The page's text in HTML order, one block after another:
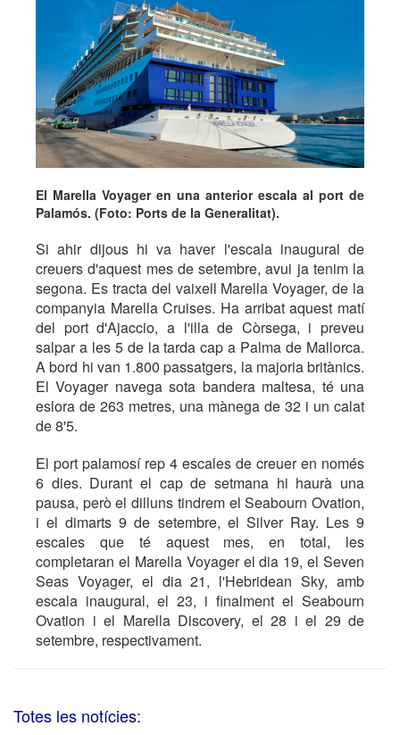
El Marella Voyager en una anterior escala al port de
Palamós. (Foto: Ports de la Generalitat).
Si ahir dijous hi va haver l'escala inaugural de
creuers d'aquest mes de setembre, avui ja tenim la
segona. Es tracta del vaixell Marella Voyager, de la
companyia Marella Cruises. Ha arribat aquest matí
del port d'Ajaccio, a l'illa de Còrsega, i preveu
salpar a les 5 de la tarda cap a Palma de Mallorca.
A bord hi van 1.800 passatgers, la majoria britànics.
El Voyager navega sota bandera maltesa, té una
eslora de 263 metres, una mànega de 32 i un calat
de 8'5.
El port palamosí rep 4 escales de creuer en només
6 dies. Durant el cap de setmana hi haurà una
pausa, però el dilluns tindrem el Seabourn Ovation,
i el dimarts 9 de setembre, el Silver Ray. Les 9
escales que té aquest mes, en total, les
completaran el Marella Voyager el dia 19, el Seven
Seas Voyager, el dia 21, l'Hebridean Sky, amb
escala inaugural, el 23, i finalment el Seabourn
Ovation i el Marella Discovery, el 28 i el 29 de
setembre, respectivament.
Totes les notícies: